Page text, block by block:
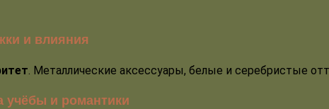
и влияния
. Металлические аксессуары, белые и серебристые
учёбы и романтики